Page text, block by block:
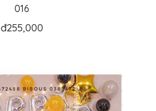
016
đ255,000